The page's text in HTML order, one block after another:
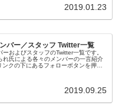
2019.01.23
ンバー／スタッフ Twitter一覧
ーおよびスタッフのTwitter一覧です。
れ氏による各々のメンバーの一言紹介
クの下にあるフォローボタンを押す
2019.09.25